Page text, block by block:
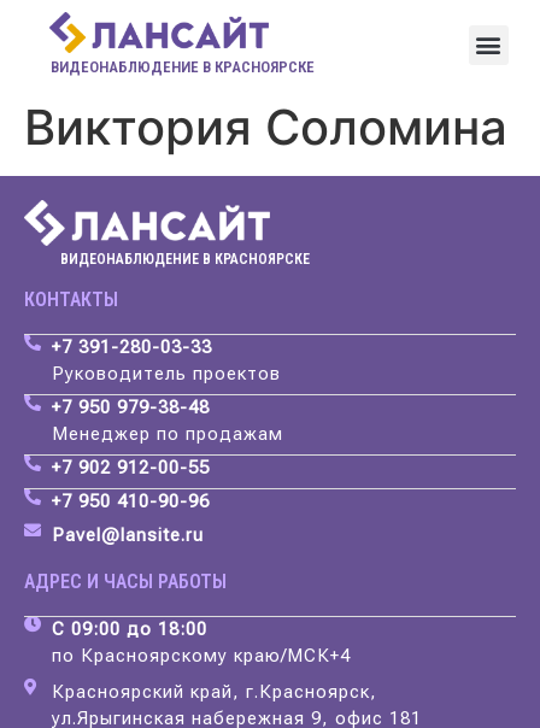
ВИДЕОНАБЛЮДЕНИЕ В КРАСНОЯРСКЕ
Виктория Соломина
ВИДЕОНАБЛЮДЕНИЕ В КРАСНОЯРСКЕ
КОНТАКТЫ
+7 391-280-03-33
Руководитель проектов
+7 950 979-38-48
Менеджер по продажам
+7 902 912-00-55
+7 950 410-90-96
Pavel@lansite.ru
АДРЕС И ЧАСЫ РАБОТЫ
С 09:00 до 18:00
по Красноярскому краю/МСК+4
Красноярский край, г.Красноярск,
ул.Ярыгинская набережная 9, офис 181